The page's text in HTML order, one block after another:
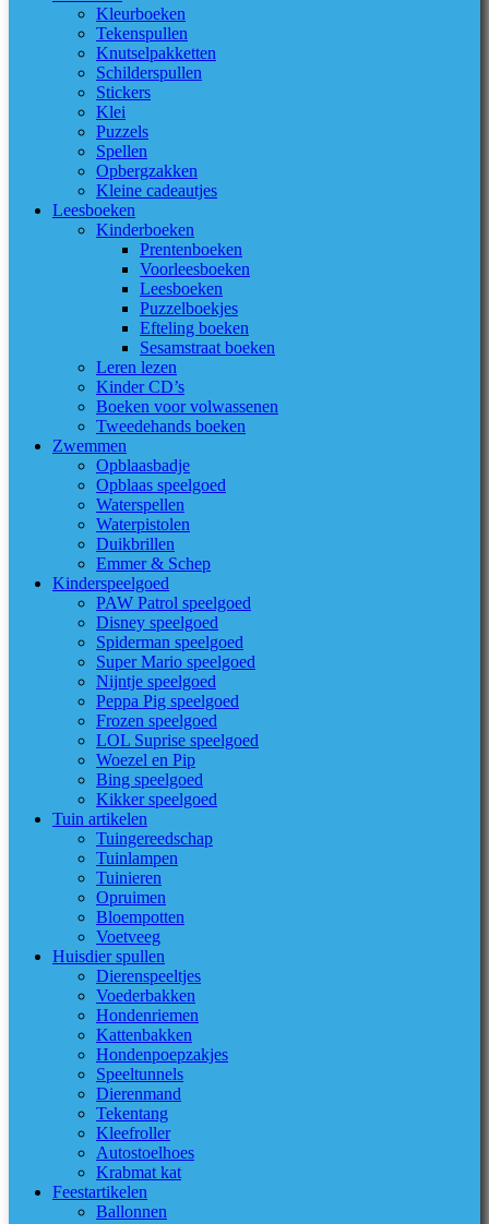
Kleurboeken
Tekenspullen
Knutselpakketten
Schilderspullen
Stickers
Klei
Puzzels
Spellen
Opbergzakken
Kleine cadeautjes
Leesboeken
Kinderboeken
Prentenboeken
Voorleesboeken
Leesboeken
Puzzelboekjes
Efteling boeken
Sesamstraat boeken
Leren lezen
Kinder CD’s
Boeken voor volwassenen
Tweedehands boeken
Zwemmen
Opblaasbadje
Opblaas speelgoed
Waterspellen
Waterpistolen
Duikbrillen
Emmer & Schep
Kinderspeelgoed
PAW Patrol speelgoed
Disney speelgoed
Spiderman speelgoed
Super Mario speelgoed
Nijntje speelgoed
Peppa Pig speelgoed
Frozen speelgoed
LOL Suprise speelgoed
Woezel en Pip
Bing speelgoed
Kikker speelgoed
Tuin artikelen
Tuingereedschap
Tuinlampen
Tuinieren
Opruimen
Bloempotten
Voetveeg
Huisdier spullen
Dierenspeeltjes
Voederbakken
Hondenriemen
Kattenbakken
Hondenpoepzakjes
Speeltunnels
Dierenmand
Tekentang
Kleefroller
Autostoelhoes
Krabmat kat
Feestartikelen
Ballonnen